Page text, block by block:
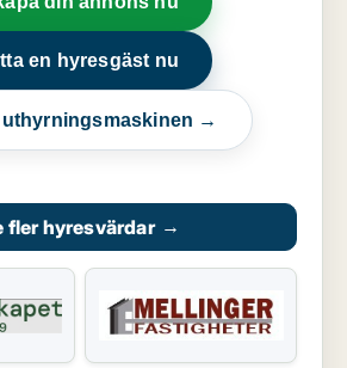
en hyresgäst nu
uthyrningsmaskinen →
fler hyresvärdar →